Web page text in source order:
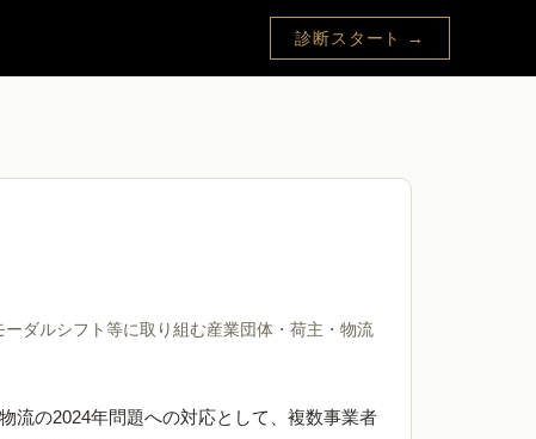
診断スタート →
ダルシフト等に取り組む産業団体・荷主・物流
流の2024年問題への対応として、複数事業者